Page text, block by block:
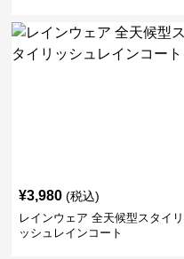
¥3,980 (税込)
レインウェア 全天候型スタイリ
ッシュレインコート